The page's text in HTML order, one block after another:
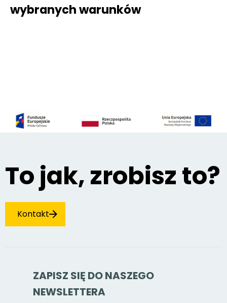
wybranych warunków
To jak, zrobisz to?
Kontakt
ZAPISZ SIĘ DO NASZEGO
NEWSLETTERA